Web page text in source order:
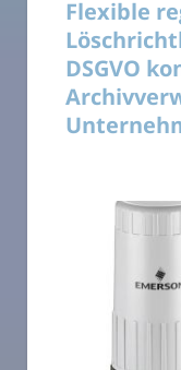
Flexible
DSGVO